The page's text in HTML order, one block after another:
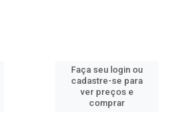
Faça seu login ou
cadastre-se para
ver preços e
comprar